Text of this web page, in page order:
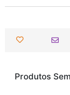
Produtos